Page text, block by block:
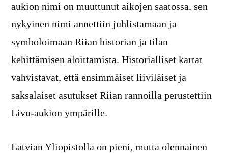
aukion nimi on muuttunut aikojen saatossa, sen
nykyinen nimi annettiin juhlistamaan ja
symboloimaan Riian historian ja tilan
kehittämisen aloittamista. Historialliset kartat
vahvistavat, että ensimmäiset liiviläiset ja
saksalaiset asutukset Riian rannoilla perustettiin
Livu-aukion ympärille.
Latvian Yliopistolla on pieni, mutta olennainen